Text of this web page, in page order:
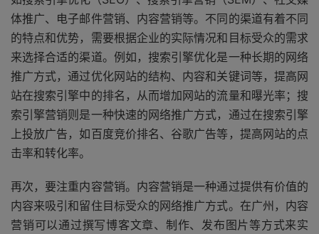
体推广、电子邮件营销、内容营销等。不同的渠道有着不同
的特点和优势，需要根据企业的实际情况和目标受众的需求
来选择合适的渠道。例如，搜索引擎优化是一种长期的网络
推广方式，通过优化网站的结构、内容和关键词等，提高网
站在搜索引擎中的排名，从而增加网站的流量和曝光率；搜
索引擎营销则是一种快速的网络推广方式，通过在搜索引擎
上投放广告，如百度竞价排名、谷歌广告等，提高网站的点
击率和转化率。
再次，要注重内容营销。内容营销是一种通过提供有价值的
内容来吸引和留住目标受众的网络推广方式。在广州，内容
营销可以通过撰写博客文章、制作、发布图片等方式来实